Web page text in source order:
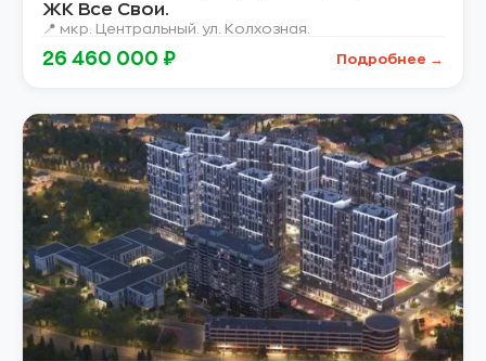
ЖК Все Свои.
📍 мкр. Центральный. ул. Колхозная.
26 460 000 ₽ Подробнее →